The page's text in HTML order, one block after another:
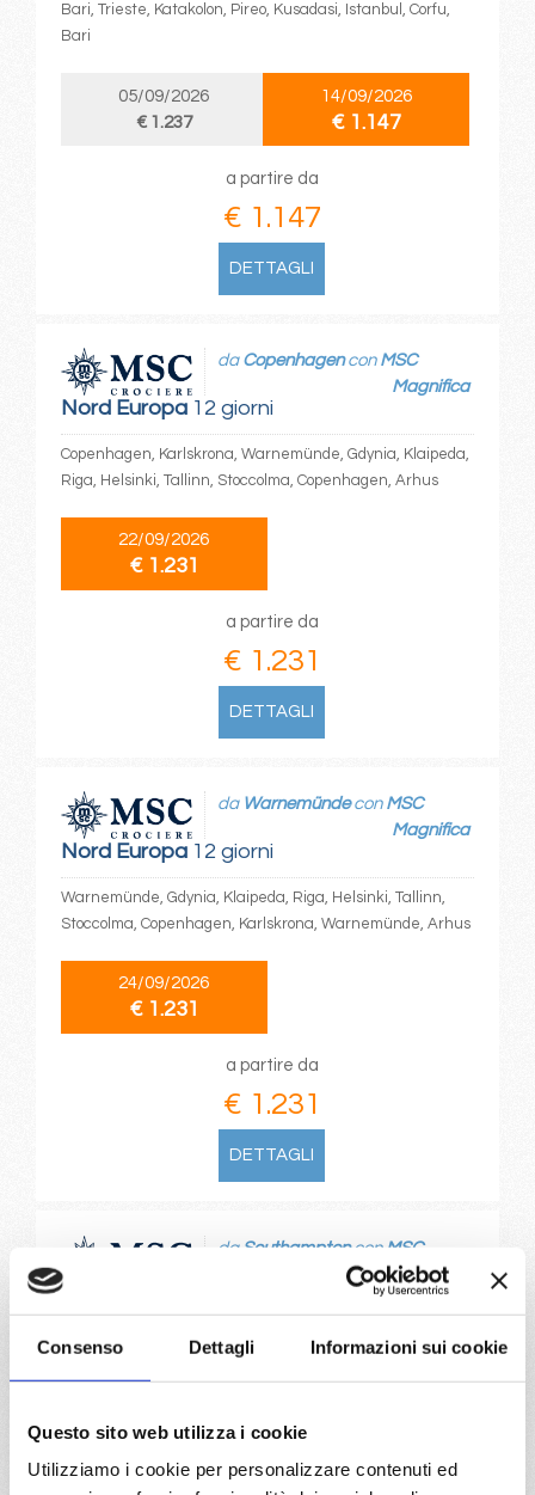
Consenso Dettagli Informazioni sui cookie
Questo sito web utilizza i cookie
Utilizziamo i cookie per personalizzare contenuti ed
Bari, Trieste, Katakolon, Pireo, Kusadasi, Istanbul, Corfu,
Bari
05/09/2026
€ 1.237
14/09/2026
€ 1.147
a partire da
€ 1.147
DETTAGLI
Nord Europa12 giorni
da Copenhagencon MSC
Magnifica
Copenhagen, Karlskrona, Warnemünde, Gdynia, Klaipeda,
Riga, Helsinki, Tallinn, Stoccolma, Copenhagen, Arhus
22/09/2026
€ 1.231
a partire da
€ 1.231
DETTAGLI
Nord Europa12 giorni
da Warnemündecon MSC
Magnifica
Warnemünde, Gdynia, Klaipeda, Riga, Helsinki, Tallinn,
Stoccolma, Copenhagen, Karlskrona, Warnemünde, Arhus
24/09/2026
€ 1.231
a partire da
€ 1.231
DETTAGLI
Nord Europa
da Southamptoncon MSC
Virtuosa
Southampton, Lisbona, Madeira (funchal), Las Palmas,
03/10/2026